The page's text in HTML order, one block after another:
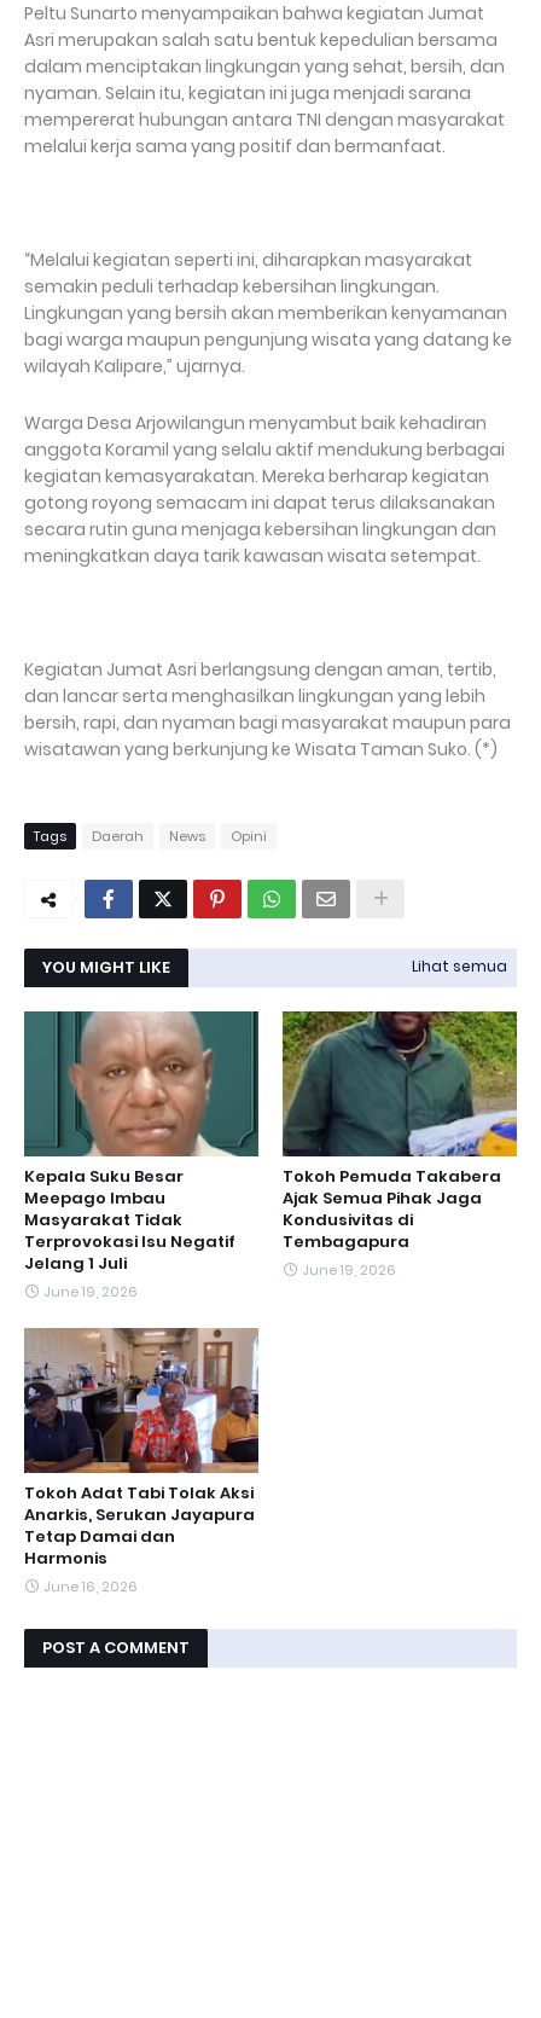
Peltu Sunarto menyampaikan bahwa kegiatan Jumat
Asri merupakan salah satu bentuk kepedulian bersama
dalam menciptakan lingkungan yang sehat, bersih, dan
nyaman. Selain itu, kegiatan ini juga menjadi sarana
mempererat hubungan antara TNI dengan masyarakat
melalui kerja sama yang positif dan bermanfaat.
“Melalui kegiatan seperti ini, diharapkan masyarakat
semakin peduli terhadap kebersihan lingkungan.
Lingkungan yang bersih akan memberikan kenyamanan
bagi warga maupun pengunjung wisata yang datang ke
wilayah Kalipare,” ujarnya.
Warga Desa Arjowilangun menyambut baik kehadiran
anggota Koramil yang selalu aktif mendukung berbagai
kegiatan kemasyarakatan. Mereka berharap kegiatan
gotong royong semacam ini dapat terus dilaksanakan
secara rutin guna menjaga kebersihan lingkungan dan
meningkatkan daya tarik kawasan wisata setempat.
Kegiatan Jumat Asri berlangsung dengan aman, tertib,
dan lancar serta menghasilkan lingkungan yang lebih
bersih, rapi, dan nyaman bagi masyarakat maupun para
wisatawan yang berkunjung ke Wisata Taman Suko. (*)
Tags Daerah News Opini
YOU MIGHT LIKE Lihat semua
Kepala Suku Besar
Meepago Imbau
Masyarakat Tidak
Terprovokasi Isu Negatif
Jelang 1 Juli
June 19, 2026
Tokoh Pemuda Takabera
Ajak Semua Pihak Jaga
Kondusivitas di
Tembagapura
June 19, 2026
Tokoh Adat Tabi Tolak Aksi
Anarkis, Serukan Jayapura
Tetap Damai dan
Harmonis
June 16, 2026
POST A COMMENT